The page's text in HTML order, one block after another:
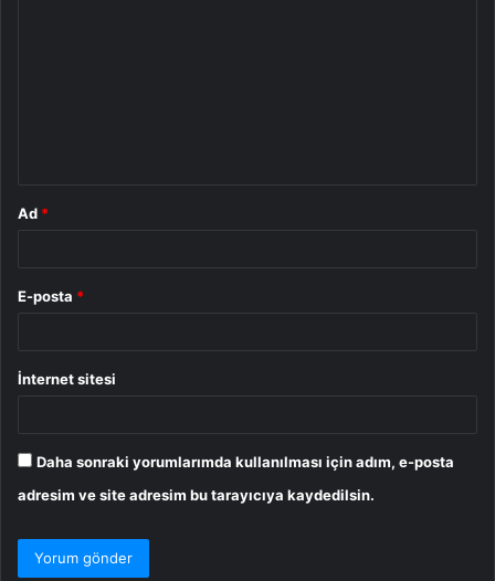
Ad *
E-posta *
İnternet sitesi
Daha sonraki yorumlarımda kullanılması için adım, e-posta
adresim ve site adresim bu tarayıcıya kaydedilsin.